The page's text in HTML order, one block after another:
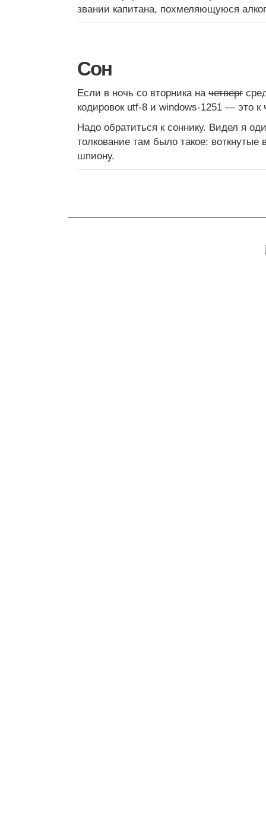
звании капитана, похмеляющуюся
Сон
Если в ночь со вторника на четверг
кодировок utf-8 и windows-1251 — это к
Надо обратиться к соннику. Видел я
толкование там было такое: воткнутые
шпиону.